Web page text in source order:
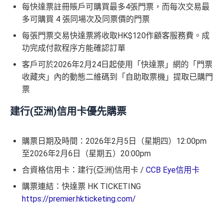
每快達票註冊賬戶可購買最多4張門票，而每次交易最
多可購買 4 張同場次及同票價的門票
每張門票交易快達票將收取HK$120作顧客服務費。成
功完成付款程序方能確認訂單
客戶可於2026年2月24日起使用「快達票」網的「門票
收藏夾」內的動態二維碼到「自助取票機」提取已購門
票
建行(亞洲)信用卡優先購票
購票日期及時間：2026年2月5日（星期四）12:00pm
至2026年2月6日（星期五）20:00pm
合資格信用卡：建行(亞洲)信用卡 / CCB Eye信用卡
購票連結：快達票 HK TICKETING
https://premier.hkticketing.com/